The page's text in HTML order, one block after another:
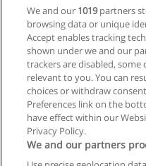
Carrera de Ingeniería
UNL - Universidad Nacional
We and our 1019partners
browsing data or unique
Accept enables tracking
shown under we and our
trackers are disabled,
relevant to you. You can
choices or withdraw
Preferences link on the
have effect within our
Privacy Policy.
We and our partners